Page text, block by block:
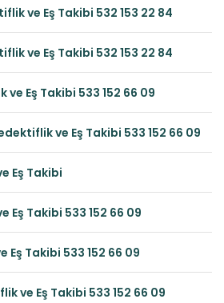
ve Eş Takibi 532 153 22 84
ve Eş Takibi 532 153 22 84
Eş Takibi 533 152 66 09
ve Eş Takibi 533 152 66 09
Eş Takibi
Eş Takibi 533 152 66 09
Takibi 533 152 66 09
ve Eş Takibi 533 152 66 09